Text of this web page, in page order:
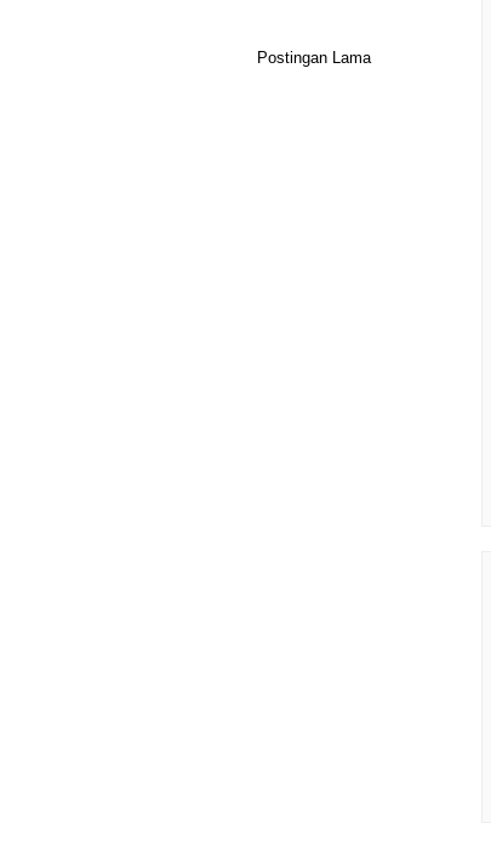
Postingan Lama